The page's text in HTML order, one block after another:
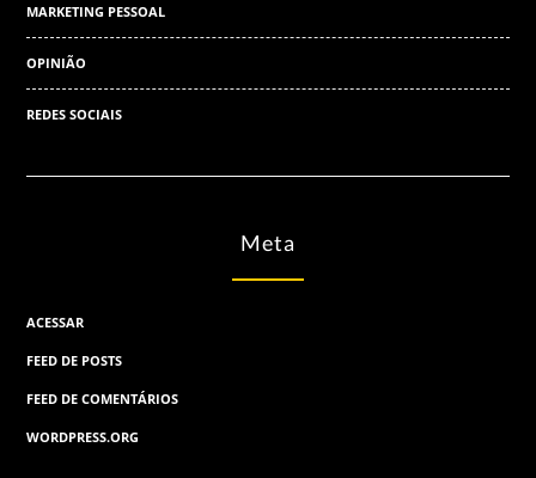
MARKETING PESSOAL
OPINIÃO
REDES SOCIAIS
Meta
ACESSAR
FEED DE POSTS
FEED DE COMENTÁRIOS
WORDPRESS.ORG